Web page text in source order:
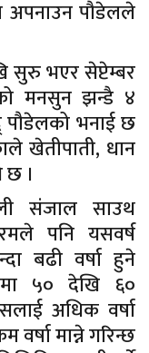
अपनाउन पौडेलले
भएर सेप्टेम्बर
मनसुन झन्डै ४
पौडेलको भनाई छ
खेतीपाती, धान
छ ।
संजाल साउथ
पनि यसवर्ष
बढी वर्षा हुने
५० देखि ६०
अधिक वर्षा
मान्ने गरिन्छ